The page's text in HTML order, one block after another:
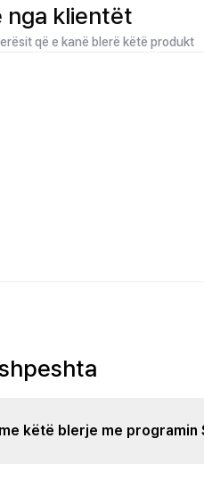
nga klientët
që e kanë blerë këtë produkt
këtë blerje me programin